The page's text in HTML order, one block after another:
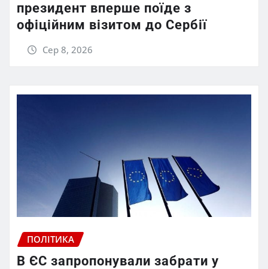
президент вперше поїде з
офіційним візитом до Сербії
Сер 8, 2026
ПОЛІТИКА
В ЄС запропонували забрати у